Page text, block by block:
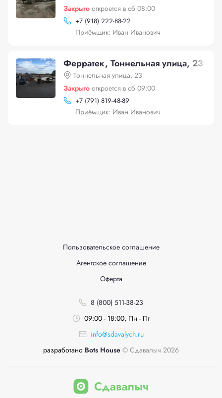
Закрыто откроется в сб 08:00
+7 (918) 222-88-22
Приёмщик: Иван Иванович
Ферратек, Тоннельная улица, 23
Тоннельная улица, 23
Закрыто откроется в сб 09:00
+7 (791) 819-48-89
Приёмщик: Иван Иванович
Пользовательское соглашение
Агентское соглашение
Оферта
8 (800) 511-38-23
09:00 - 18:00, Пн - Пт
info@sdavalych.ru
разработано Bots House © Сдавалыч 2026